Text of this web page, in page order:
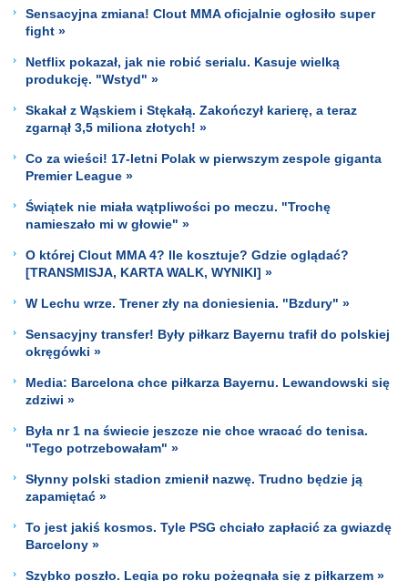
Sensacyjna zmiana! Clout MMA oficjalnie ogłosiło super
fight »
Netflix pokazał, jak nie robić serialu. Kasuje wielką
produkcję. "Wstyd" »
Skakał z Wąskiem i Stękałą. Zakończył karierę, a teraz
zgarnął 3,5 miliona złotych! »
Co za wieści! 17-letni Polak w pierwszym zespole giganta
Premier League »
Świątek nie miała wątpliwości po meczu. "Trochę
namieszało mi w głowie" »
O której Clout MMA 4? Ile kosztuje? Gdzie oglądać?
[TRANSMISJA, KARTA WALK, WYNIKI] »
W Lechu wrze. Trener zły na doniesienia. "Bzdury" »
Sensacyjny transfer! Były piłkarz Bayernu trafił do polskiej
okręgówki »
Media: Barcelona chce piłkarza Bayernu. Lewandowski się
zdziwi »
Była nr 1 na świecie jeszcze nie chce wracać do tenisa.
"Tego potrzebowałam" »
Słynny polski stadion zmienił nazwę. Trudno będzie ją
zapamiętać »
To jest jakiś kosmos. Tyle PSG chciało zapłacić za gwiazdę
Barcelony »
Szybko poszło. Legia po roku pożegnała się z piłkarzem »